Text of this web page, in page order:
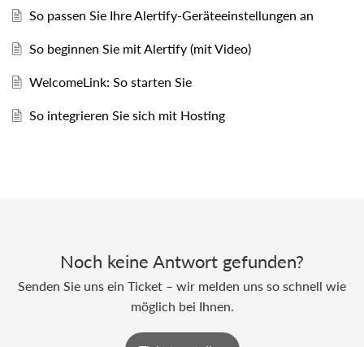
So passen Sie Ihre Alertify-Geräteeinstellungen an
So beginnen Sie mit Alertify (mit Video)
WelcomeLink: So starten Sie
So integrieren Sie sich mit Hosting
Noch keine Antwort gefunden?
Senden Sie uns ein Ticket – wir melden uns so schnell wie
möglich bei Ihnen.